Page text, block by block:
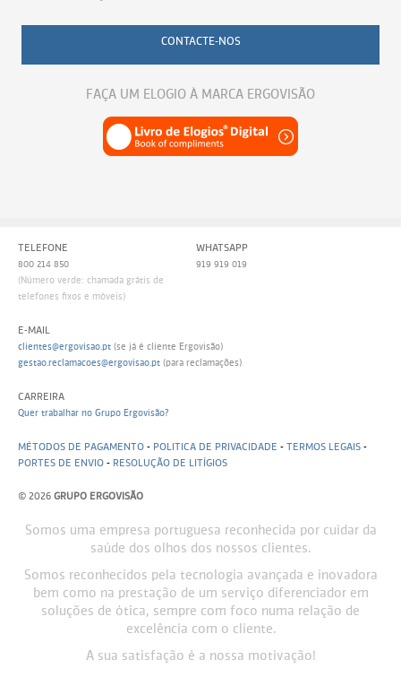
CONTACTE-NOS
FAÇA UM ELOGIO À MARCA ERGOVISÃO
TELEFONE
800 214 850
(Número verde: chamada grátis de
telefones fixos e móveis)
WHATSAPP
919 919 019
E-MAIL
clientes@ergovisao.pt (se já é cliente Ergovisão)
gestao.reclamacoes@ergovisao.pt (para reclamações)
CARREIRA
Quer trabalhar no Grupo Ergovisão?
MÉTODOS DE PAGAMENTO - POLITICA DE PRIVACIDADE - TERMOS LEGAIS -
PORTES DE ENVIO - RESOLUÇÃO DE LITÍGIOS
© 2026 GRUPO ERGOVISÃO
Somos uma empresa portuguesa reconhecida por cuidar da
saúde dos olhos dos nossos clientes.
Somos reconhecidos pela tecnologia avançada e inovadora
bem como na prestação de um serviço diferenciador em
soluções de ótica, sempre com foco numa relação de
excelência com o cliente.
A sua satisfação é a nossa motivação!